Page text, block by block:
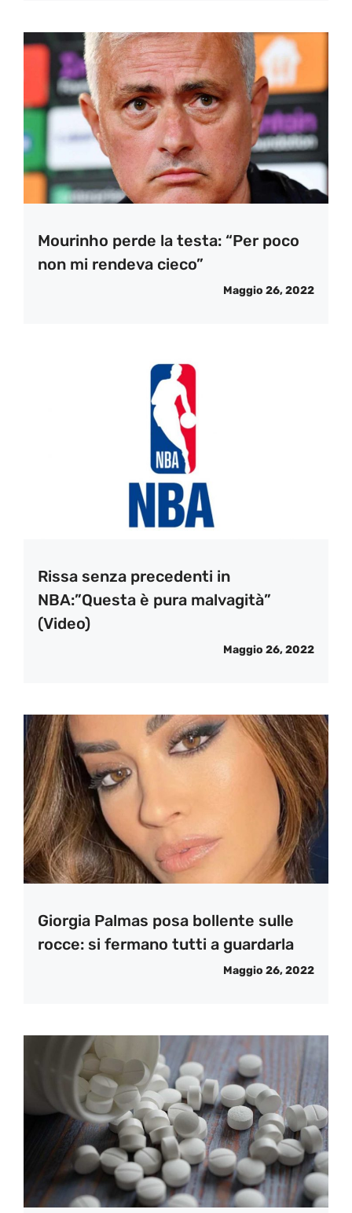
Mourinho perde la testa: “Per poco
non mi rendeva cieco”
Maggio 26, 2022
Rissa senza precedenti in
NBA:”Questa è pura malvagità”
(Video)
Maggio 26, 2022
Giorgia Palmas posa bollente sulle
rocce: si fermano tutti a guardarla
Maggio 26, 2022